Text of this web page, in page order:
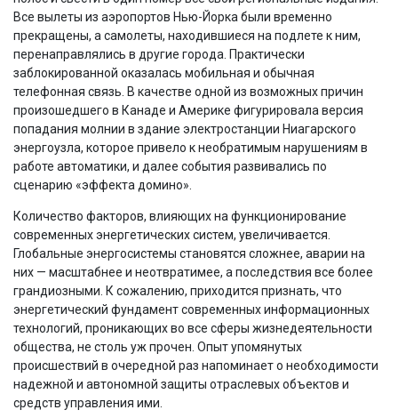
Все вылеты из аэропортов Нью-Йорка были временно
прекращены, а самолеты, находившиеся на подлете к ним,
перенаправлялись в другие города. Практически
заблокированной оказалась мобильная и обычная
телефонная связь. В качестве одной из возможных причин
произошедшего в Канаде и Америке фигурировала версия
попадания молнии в здание электростанции Ниагарского
энергоузла, которое привело к необратимым нарушениям в
работе автоматики, и далее события развивались по
сценарию «эффекта домино».
Количество факторов, влияющих на функционирование
современных энергетических систем, увеличивается.
Глобальные энергосистемы становятся сложнее, аварии на
них — масштабнее и неотвратимее, а последствия все более
грандиозными. К сожалению, приходится признать, что
энергетический фундамент современных информационных
технологий, проникающих во все сферы жизнедеятельности
общества, не столь уж прочен. Опыт упомянутых
происшествий в очередной раз напоминает о необходимости
надежной и автономной защиты отраслевых объектов и
средств управления ими.